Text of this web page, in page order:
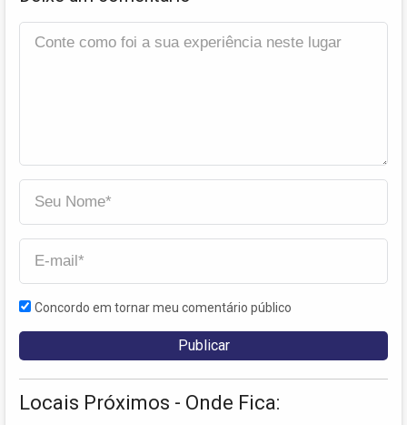
Concordo em tornar meu comentário público
Locais Próximos - Onde Fica: